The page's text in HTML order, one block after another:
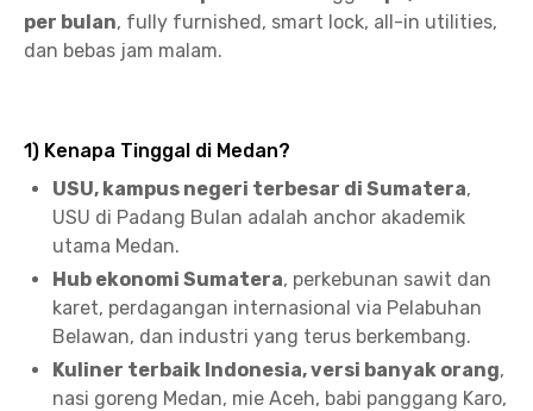
per bulan, fully furnished, smart lock, all-in utilities,
dan bebas jam malam.
1) Kenapa Tinggal di Medan?
USU, kampus negeri terbesar di Sumatera,
USU di Padang Bulan adalah anchor akademik
utama Medan.
Hub ekonomi Sumatera, perkebunan sawit dan
karet, perdagangan internasional via Pelabuhan
Belawan, dan industri yang terus berkembang.
Kuliner terbaik Indonesia, versi banyak orang,
nasi goreng Medan, mie Aceh, babi panggang Karo,